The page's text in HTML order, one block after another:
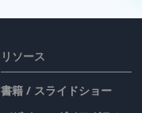
リソース
書籍 / スライドショー